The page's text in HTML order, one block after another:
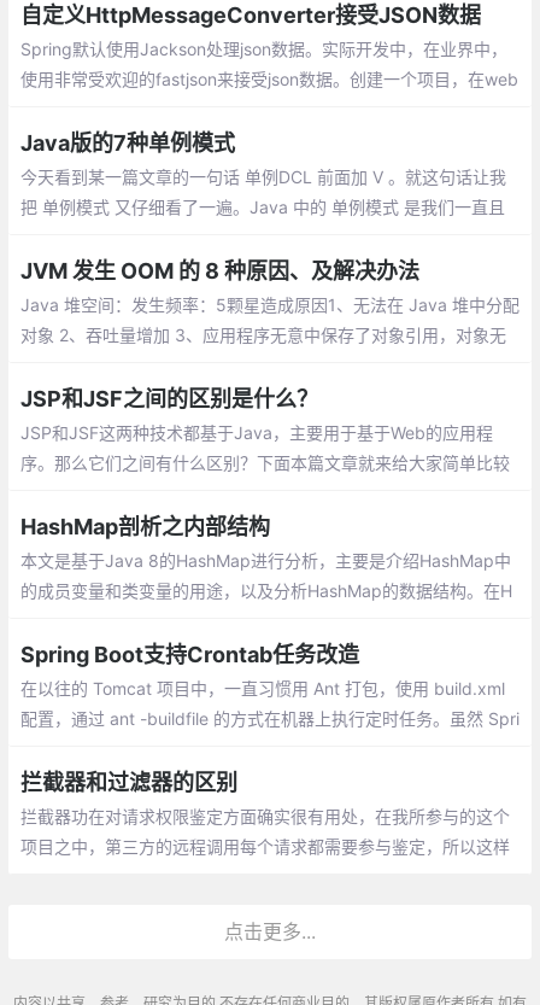
自定义HttpMessageConverter接受JSON数据
Spring默认使用Jackson处理json数据。实际开发中，在业界中，
使用非常受欢迎的fastjson来接受json数据。创建一个项目，在web
下加入fastjson的jar文件。
Java版的7种单例模式
今天看到某一篇文章的一句话 单例DCL 前面加 V 。就这句话让我
把 单例模式 又仔细看了一遍。Java 中的 单例模式 是我们一直且
自己记忆。
JVM 发生 OOM 的 8 种原因、及解决办法
Java 堆空间：发生频率：5颗星造成原因1、无法在 Java 堆中分配
对象 2、吞吐量增加 3、应用程序无意中保存了对象引用，对象无
JSP和JSF之间的区别是什么？
JSP和JSF这两种技术都基于Java，主要用于基于Web的应用程
序。那么它们之间有什么区别？下面本篇文章就来给大家简单比较
所帮助。
HashMap剖析之内部结构
本文是基于Java 8的HashMap进行分析，主要是介绍HashMap中
的成员变量和类变量的用途，以及分析HashMap的数据结构。在H
我们更深入了解HashMap，下面是它们的介绍：
Spring Boot支持Crontab任务改造
在以往的 Tomcat 项目中，一直习惯用 Ant 打包，使用 build.xml
配置，通过 ant -buildfile 的方式在机器上执行定时任务。虽然 Spri
拦截器和过滤器的区别
拦截器功在对请求权限鉴定方面确实很有用处，在我所参与的这个
项目之中，第三方的远程调用每个请求都需要参与鉴定，所以这样
点击更多...